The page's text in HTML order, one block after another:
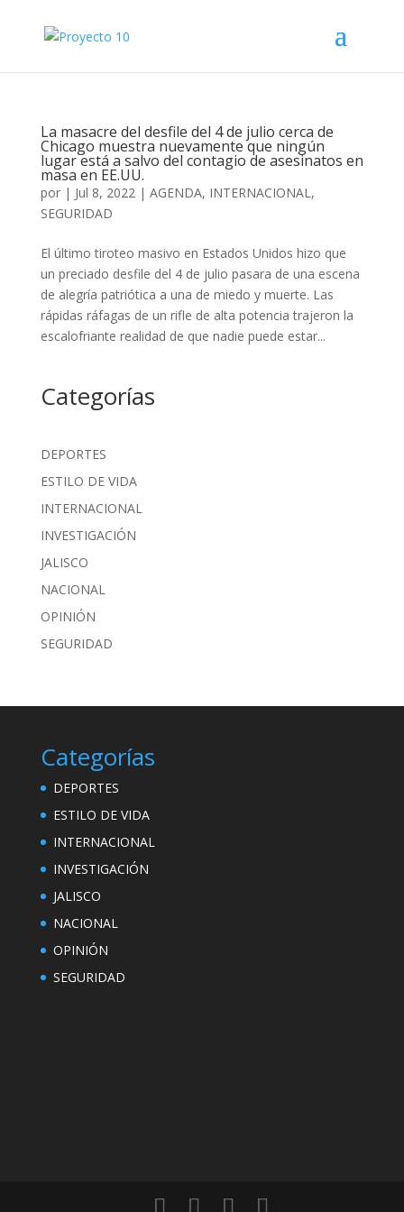
La masacre del desfile del 4 de julio cerca de
Chicago muestra nuevamente que ningún
lugar está a salvo del contagio de asesinatos en
masa en EE.UU.
por | Jul 8, 2022| AGENDA, INTERNACIONAL,
SEGURIDAD
El último tiroteo masivo en Estados Unidos hizo que
un preciado desfile del 4 de julio pasara de una escena
de alegría patriótica a una de miedo y muerte. Las
rápidas ráfagas de un rifle de alta potencia trajeron la
escalofriante realidad de que nadie puede estar...
Categorías
DEPORTES
ESTILO DE VIDA
INTERNACIONAL
INVESTIGACIÓN
JALISCO
NACIONAL
OPINIÓN
SEGURIDAD
Categorías
DEPORTES
ESTILO DE VIDA
INTERNACIONAL
INVESTIGACIÓN
JALISCO
NACIONAL
OPINIÓN
SEGURIDAD